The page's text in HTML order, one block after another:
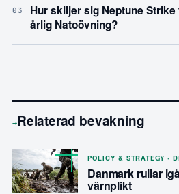
03
Hur skiljer sig Neptune
årlig Natoövning?
→Relaterad bevakning
POLICY & STRATEGY ·
Danmark rullar
värnplikt